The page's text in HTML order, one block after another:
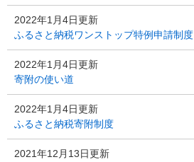
2022年1月4日更新
ふるさと納税ワンストップ特例申請制度
2022年1月4日更新
寄附の使い道
2022年1月4日更新
ふるさと納税寄附制度
2021年12月13日更新